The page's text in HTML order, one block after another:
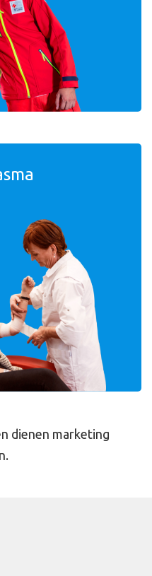
dienen marketing